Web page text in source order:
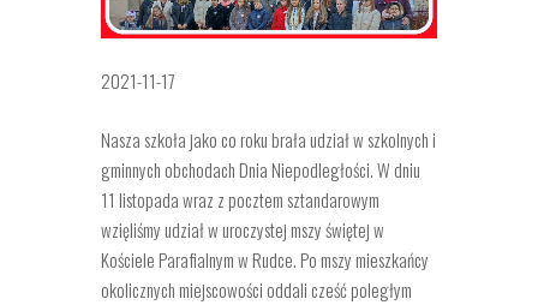
2021-11-17
Nasza szkoła jako co roku brała udział w szkolnych i
gminnych obchodach Dnia Niepodległości. W dniu
11 listopada wraz z pocztem sztandarowym
wzięliśmy udział w uroczystej mszy świętej w
Kościele Parafialnym w Rudce. Po mszy mieszkańcy
okolicznych miejscowości oddali cześć poległym